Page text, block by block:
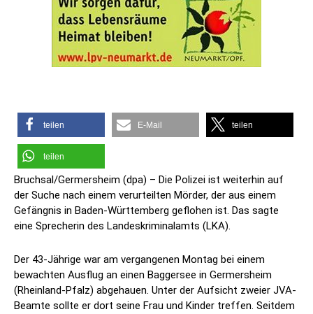
teilen E-Mail teilen
teilen
Bruchsal/Germersheim (dpa) – Die Polizei ist weiterhin auf
der Suche nach einem verurteilten Mörder, der aus einem
Gefängnis in Baden-Württemberg geflohen ist. Das sagte
eine Sprecherin des Landeskriminalamts (LKA).
Der 43-Jährige war am vergangenen Montag bei einem
bewachten Ausflug an einen Baggersee in Germersheim
(Rheinland-Pfalz) abgehauen. Unter der Aufsicht zweier JVA-
Beamte sollte er dort seine Frau und Kinder treffen. Seitdem